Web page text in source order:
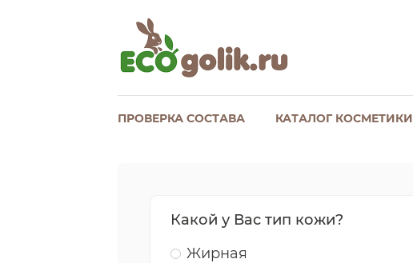
ПРОВЕРКА СОСТАВА КАТАЛОГ КОСМЕТИКИ
Какой у Вас тип кожи?
Жирная